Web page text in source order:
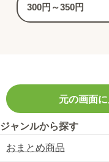
300円～350円
元の画面
ジャンルから探す
おまとめ商品